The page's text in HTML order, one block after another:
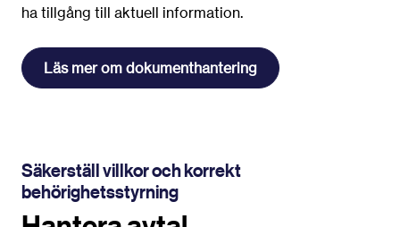
ha tillgång till aktuell information.
Läs mer om dokumenthantering
Säkerställ villkor och korrekt
behörighetsstyrning